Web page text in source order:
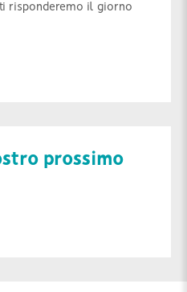
risponderemo il giorno
prossimo